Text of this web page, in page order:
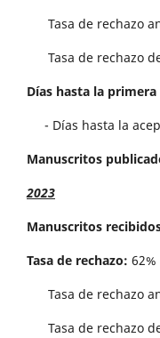
Tasa de rechazo
Tasa de rechazo
Días hasta la
- Días hasta la
Manuscritos
2023
Manuscritos
Tasa de rechazo: 62%
Tasa de rechazo
Tasa de rechazo